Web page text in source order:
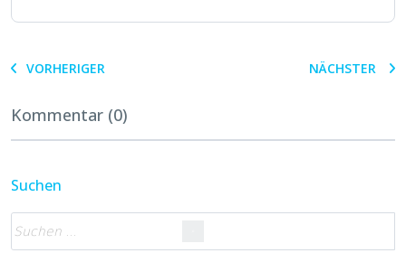
VORHERIGER NÄCHSTER
Kommentar (0)
Suchen